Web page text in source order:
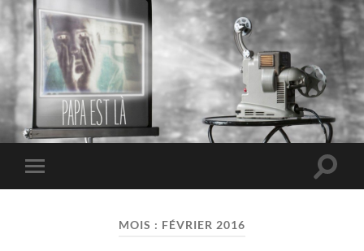
PAPA EST LÀ
Toggle
mobile
Toggle
MOIS : FÉVRIER 2016